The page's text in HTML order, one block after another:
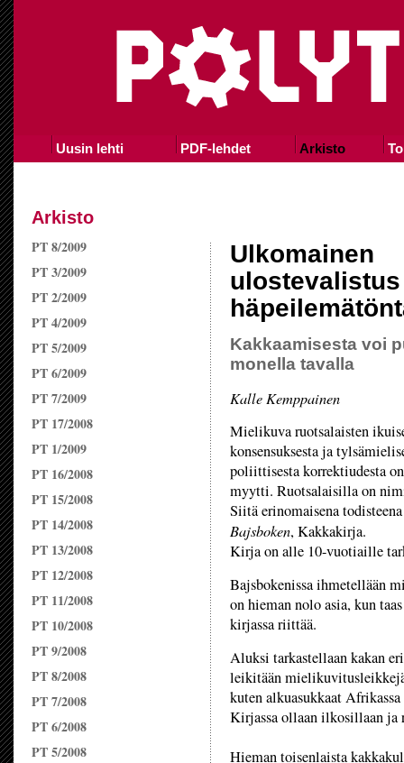
Uusin lehti PDF-lehdet Arkisto
Arkisto
PT 8/2009
PT 3/2009
PT 2/2009
PT 4/2009
PT 5/2009
PT 6/2009
PT 7/2009
PT 17/2008
PT 1/2009
PT 16/2008
PT 15/2008
PT 14/2008
PT 13/2008
PT 12/2008
PT 11/2008
PT 10/2008
PT 9/2008
PT 8/2008
PT 7/2008
PT 6/2008
PT 5/2008
Ulkomainen
Kakkaamisesta voi
monella tavalla
Kalle Kemppainen
Mielikuva ruotsalaisten
konsensuksesta ja
poliittisesta korrektiudesta
myytti. Ruotsalaisilla on
Siitä erinomaisena
Bajsboken, Kakkakirja.
Kirja on alle 10-vuotiaille
Bajsbokenissa ihmetellään
on hieman nolo asia, kun
kirjassa riittää.
Aluksi tarkastellaan kakan
leikitään
kuten alkuasukkaat
Kirjassa ollaan ilkosillaan ja
Hieman toisenlaista